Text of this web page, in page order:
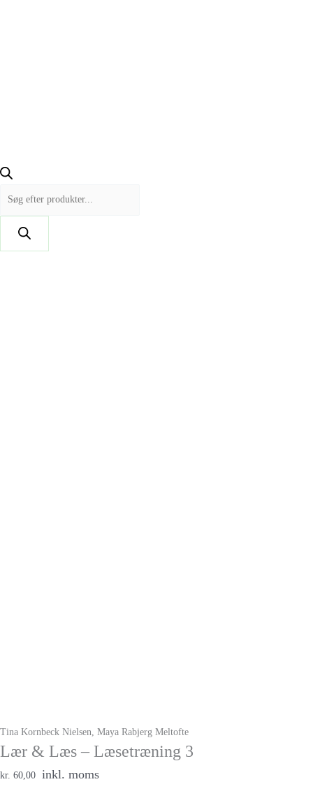
Tina Kornbeck Nielsen, Maya Rabjerg Meltofte
Lær & Læs – Læsetræning 3
kr. 60,00 inkl. moms